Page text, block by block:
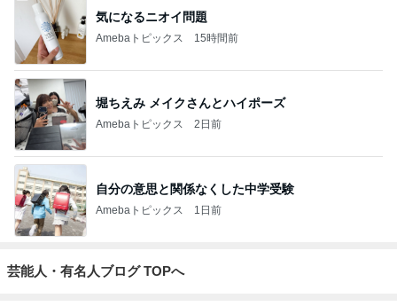
気になるニオイ問題
Amebaトピックス 15時間前
堀ちえみ メイクさんとハイポーズ
Amebaトピックス 2日前
自分の意思と関係なくした中学受験
Amebaトピックス 1日前
芸能人・有名人ブログ TOPへ